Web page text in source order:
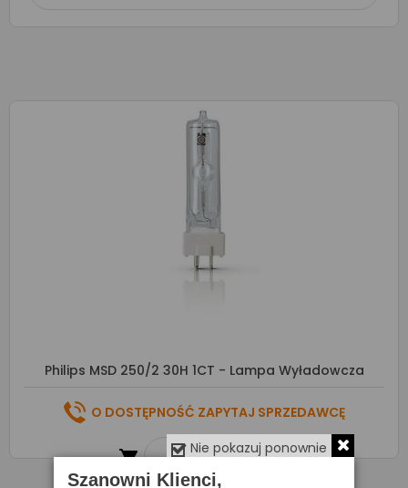
Philips MSD 250/2 30H 1CT - Lampa Wyładowcza
O DOSTĘPNOŚĆ ZAPYTAJ SPRZEDAWCĘ
 Zapytaj o cenę
Nie pokazuj ponownie
Szanowni Klienci,